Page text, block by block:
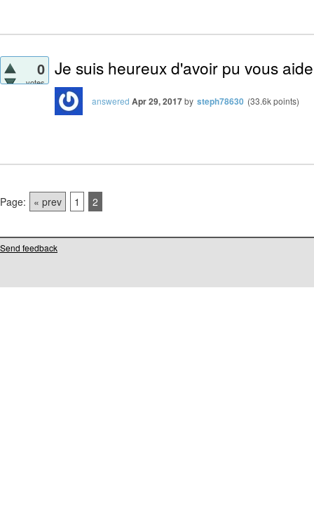
0
votes
Je suis heureux d'avoir pu vous
answered Apr 29, 2017by steph78630 (33.6kpoints)
Page: « prev 1 2
Send feedback